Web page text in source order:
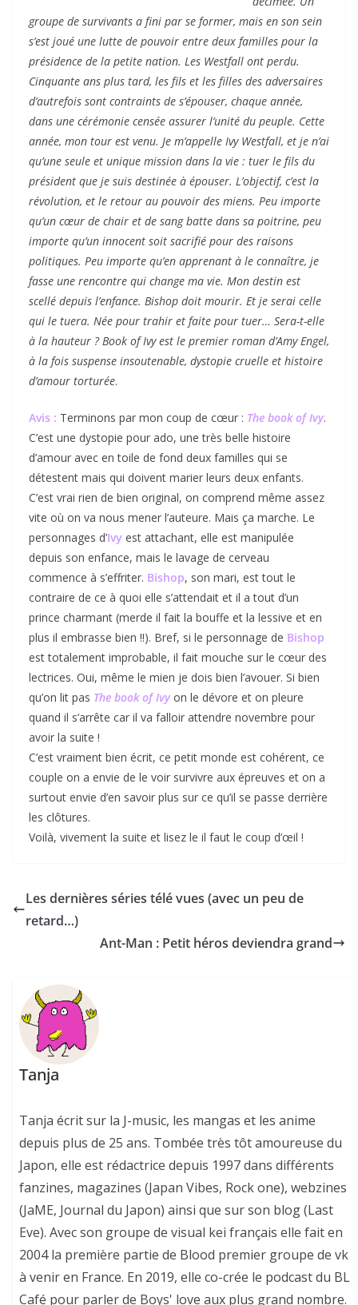
groupe de survivants a fini par se former, mais en son sein
s’est joué une lutte de pouvoir entre deux familles pour la
présidence de la petite nation. Les Westfall ont perdu.
Cinquante ans plus tard, les fils et les filles des adversaires
d’autrefois sont contraints de s’épouser, chaque année,
dans une cérémonie censée assurer l’unité du peuple. Cette
année, mon tour est venu. Je m’appelle Ivy Westfall, et je n’ai
qu’une seule et unique mission dans la vie : tuer le fils du
président que je suis destinée à épouser. L’objectif, c’est la
révolution, et le retour au pouvoir des miens. Peu importe
qu’un cœur de chair et de sang batte dans sa poitrine, peu
importe qu’un innocent soit sacrifié pour des raisons
politiques. Peu importe qu’en apprenant à le connaître, je
fasse une rencontre qui change ma vie. Mon destin est
scellé depuis l’enfance. Bishop doit mourir. Et je serai celle
qui le tuera. Née pour trahir et faite pour tuer… Sera-t-elle
à la hauteur ? Book of Ivy est le premier roman d’Amy Engel,
à la fois suspense insoutenable, dystopie cruelle et histoire
d’amour torturée.
Avis : Terminons par mon coup de cœur : The book of Ivy.
C’est une dystopie pour ado, une très belle histoire
d’amour avec en toile de fond deux familles qui se
détestent mais qui doivent marier leurs deux enfants.
C’est vrai rien de bien original, on comprend même assez
vite où on va nous mener l’auteure. Mais ça marche. Le
personnages d’Ivy est attachant, elle est manipulée
depuis son enfance, mais le lavage de cerveau
commence à s’effriter. Bishop, son mari, est tout le
contraire de ce à quoi elle s’attendait et il a tout d’un
prince charmant (merde il fait la bouffe et la lessive et en
plus il embrasse bien !!). Bref, si le personnage de Bishop
est totalement improbable, il fait mouche sur le cœur des
lectrices. Oui, même le mien je dois bien l’avouer. Si bien
qu’on lit pas The book of Ivyon le dévore et on pleure
quand il s’arrête car il va falloir attendre novembre pour
avoir la suite !
C’est vraiment bien écrit, ce petit monde est cohérent, ce
couple on a envie de le voir survivre aux épreuves et on a
surtout envie d’en savoir plus sur ce qu’il se passe derrière
les clôtures.
Voilà, vivement la suite et lisez le il faut le coup d’œil !
Les dernières séries télé vues (avec un peu de
retard…)
Ant-Man : Petit héros deviendra grand
Tanja
Tanja écrit sur la J-music, les mangas et les anime
depuis plus de 25 ans. Tombée très tôt amoureuse du
Japon, elle est rédactrice depuis 1997 dans différents
fanzines, magazines (Japan Vibes, Rock one), webzines
(JaME, Journal du Japon) ainsi que sur son blog (Last
Eve). Avec son groupe de visual kei français elle fait en
2004 la première partie de Blood premier groupe de vk
à venir en France. En 2019, elle co-crée le podcast du BL
Café pour parler de Boys' love aux plus grand nombre.